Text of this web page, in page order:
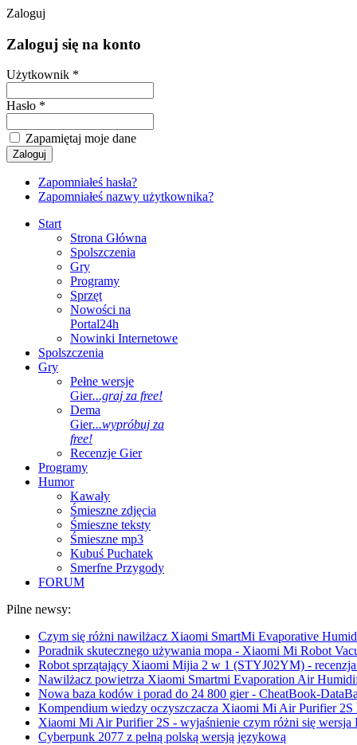
Zaloguj
Zaloguj się na konto
Użytkownik *
Hasło *
Zapamiętaj moje dane
Zapomniałeś hasła?
Zapomniałeś nazwy użytkownika?
Start
Strona Główna
Spolszczenia
Gry
Programy
Sprzęt
Nowości na
Portal24h
Nowinki Internetowe
Spolszczenia
Gry
Pełne wersje
Gier...graj za free!
Dema
Gier...wypróbuj za
free!
Recenzje Gier
Programy
Humor
Kawały
Śmieszne zdjęcia
Śmieszne teksty
Śmieszne mp3
Kubuś Puchatek
Smerfne Przygody
FORUM
Pilne newsy:
Czym się różni nawilżacz Xiaomi SmartMi Evaporative
Poradnik skutecznego używania mopa - Xiaomi Mi Robot
Robot sprzątający Xiaomi Mijia 2 w 1 (STYJ02YM) -
Nawilżacz powietrza Xiaomi Smartmi Evaporation Air
Nowa baza kodów i porad do 24 800 gier - CheatBook-
Kompendium wiedzy oczyszczacza Xiaomi Mi Air Purifier
Xiaomi Mi Air Purifier 2S - wyjaśnienie czym różni się wersja
Cyberpunk 2077 z pełną polską wersją językową